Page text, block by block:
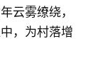
云雾缭绕，
，为村落增